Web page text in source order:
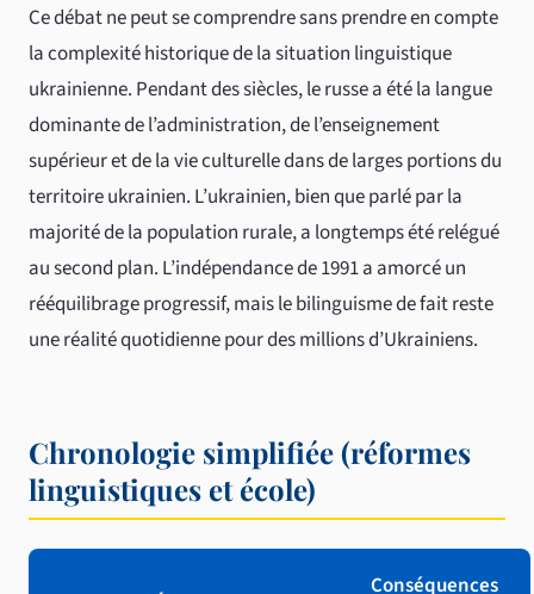
Ce débat ne peut se comprendre sans prendre en compte
la complexité historique de la situation linguistique
ukrainienne. Pendant des siècles, le russe a été la langue
dominante de l’administration, de l’enseignement
supérieur et de la vie culturelle dans de larges portions du
territoire ukrainien. L’ukrainien, bien que parlé par la
majorité de la population rurale, a longtemps été relégué
au second plan. L’indépendance de 1991 a amorcé un
rééquilibrage progressif, mais le bilinguisme de fait reste
une réalité quotidienne pour des millions d’Ukrainiens.
Chronologie simplifiée (réformes
linguistiques et école)
Conséquences